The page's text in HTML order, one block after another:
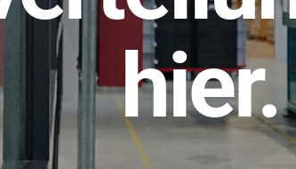
hier.
im Alltag,
Ausbau.
Das
robust,